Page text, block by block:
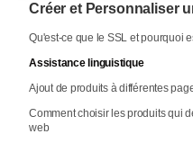
Créer et Personnaliser
Qu'est-ce que le SSL et pourquoi
Assistance linguistique
Ajout de produits à différentes
Comment choisir les produits qui
web